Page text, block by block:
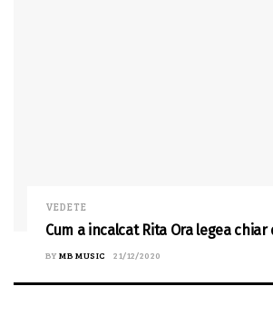
VEDETE
Cum a incalcat Rita Ora legea chiar
BY MB MUSIC 21/12/2020